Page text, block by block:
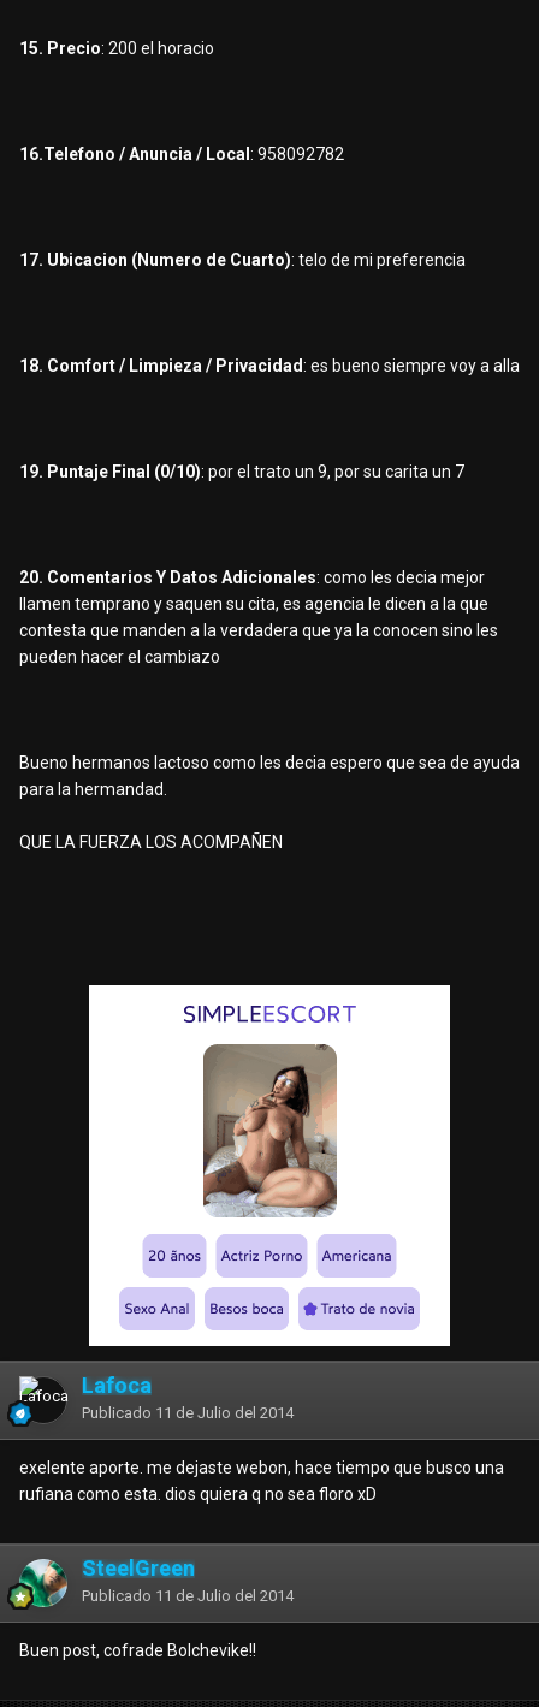
15. Precio: 200 el horacio
16.Telefono / Anuncia / Local : 958092782
17. Ubicacion (Numero de Cuarto): telo de mi preferencia
18. Comfort / Limpieza / Privacidad: es bueno siempre voy a alla
19. Puntaje Final (0/10): por el trato un 9, por su carita un 7
20. Comentarios Y Datos Adicionales: como les decia mejor
llamen temprano y saquen su cita, es agencia le dicen a la que
contesta que manden a la verdadera que ya la conocen sino les
pueden hacer el cambiazo
Bueno hermanos lactoso como les decia espero que sea de ayuda
para la hermandad.
QUE LA FUERZA LOS ACOMPAÑEN
Lafoca
Publicado 11 de Julio del 2014
exelente aporte. me dejaste webon, hace tiempo que busco una
rufiana como esta. dios quiera q no sea floro xD
SteelGreen
Publicado 11 de Julio del 2014
Buen post, cofrade Bolchevike!!